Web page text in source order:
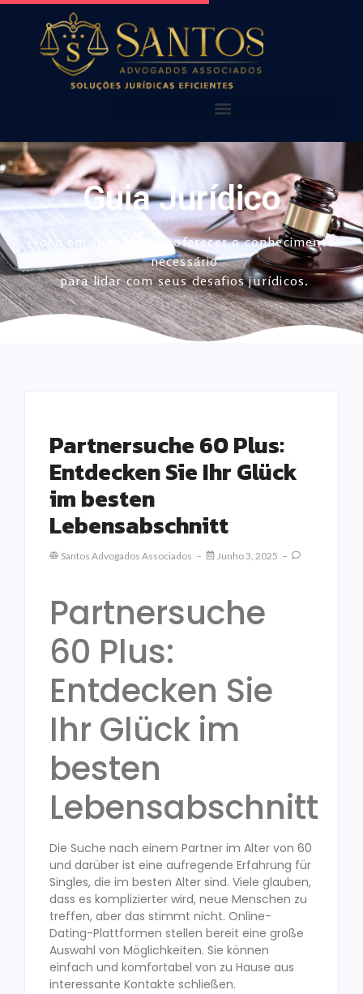
AQUI VOCÊ ENCONTRA!
NOSSAS PUBLICAÇÕES
Guia Jurídico
Foco em simplificar e oferecer o conhecimento
necessário
para lidar com seus desafios jurídicos.
Partnersuche 60 Plus:
Entdecken Sie Ihr Glück
im besten
Lebensabschnitt
Santos Advogados Associados Junho 3, 2025
Partnersuche
60 Plus:
Entdecken Sie
Ihr Glück im
besten
Lebensabschnitt
Die Suche nach einem Partner im Alter von 60
und darüber ist eine aufregende Erfahrung für
Singles, die im besten Alter sind. Viele glauben,
dass es komplizierter wird, neue Menschen zu
treffen, aber das stimmt nicht. Online-
Dating-Plattformen stellen bereit eine große
Auswahl von Möglichkeiten. Sie können
einfach und komfortabel von zu Hause aus
interessante Kontakte schließen.